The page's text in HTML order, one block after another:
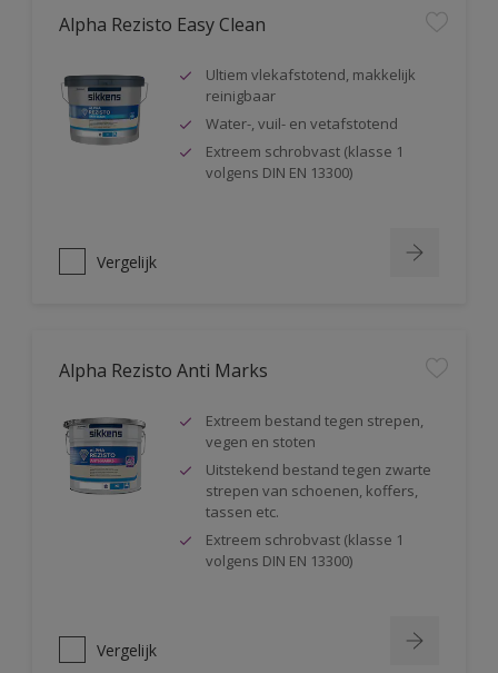
Alpha Rezisto Easy Clean
Ultiem vlekafstotend, makkelijk
reinigbaar
Water-, vuil- en vetafstotend
Extreem schrobvast (klasse 1
volgens DIN EN 13300)
Vergelijk
Alpha Rezisto Anti Marks
Extreem bestand tegen strepen,
vegen en stoten
Uitstekend bestand tegen zwarte
strepen van schoenen, koffers,
tassen etc.
Extreem schrobvast (klasse 1
volgens DIN EN 13300)
Vergelijk